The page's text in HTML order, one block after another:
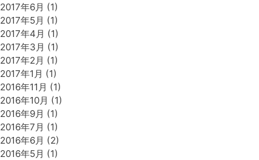
2017年6月 (1)
2017年5月 (1)
2017年4月 (1)
2017年3月 (1)
2017年2月 (1)
2017年1月 (1)
2016年11月 (1)
2016年10月 (1)
2016年9月 (1)
2016年7月 (1)
2016年6月 (2)
2016年5月 (1)